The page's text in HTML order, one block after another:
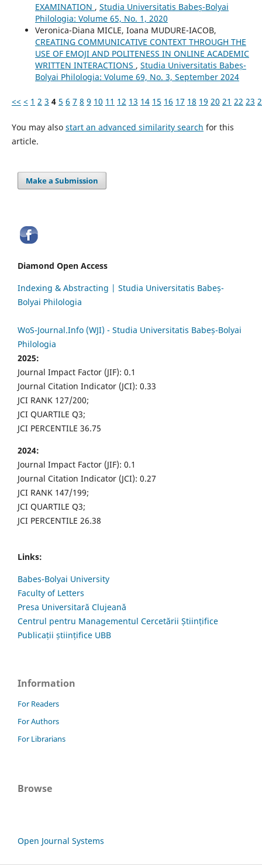
EXAMINATION , Studia Universitatis Babeș-Bolyai
Philologia: Volume 65, No. 1, 2020
Veronica-Diana MICLE, Ioana MUDURE-IACOB,
CREATING COMMUNICATIVE CONTEXT THROUGH THE
USE OF EMOJI AND POLITENESS IN ONLINE ACADEMIC
WRITTEN INTERACTIONS , Studia Universitatis Babeș-
Bolyai Philologia: Volume 69, No. 3, September 2024
<< < 1 2 3 4 5 6 7 8 9 10 11 12 13 14 15 16 17 18 19 20 21 22 23
You may also start an advanced similarity search for this
article.
Make a Submission
Diamond Open Access
Indexing & Abstracting | Studia Universitatis Babeș-
Bolyai Philologia
WoS-Journal.Info (WJI) - Studia Universitatis Babeș-Bolyai
Philologia
2025:
Journal Impact Factor (JIF): 0.1
Journal Citation Indicator (JCI): 0.33
JCI RANK 127/200;
JCI QUARTILE Q3;
JCI PERCENTILE 36.75
2024:
Journal Impact Factor (JIF): 0.1
Journal Citation Indicator (JCI): 0.27
JCI RANK 147/199;
JCI QUARTILE Q3;
JCI PERCENTILE 26.38
Links:
Babes-Bolyai University
Faculty of Letters
Presa Universitară Clujeană
Centrul pentru Managementul Cercetării Științifice
Publicații științifice UBB
Information
For Readers
For Authors
For Librarians
Browse
Open Journal Systems